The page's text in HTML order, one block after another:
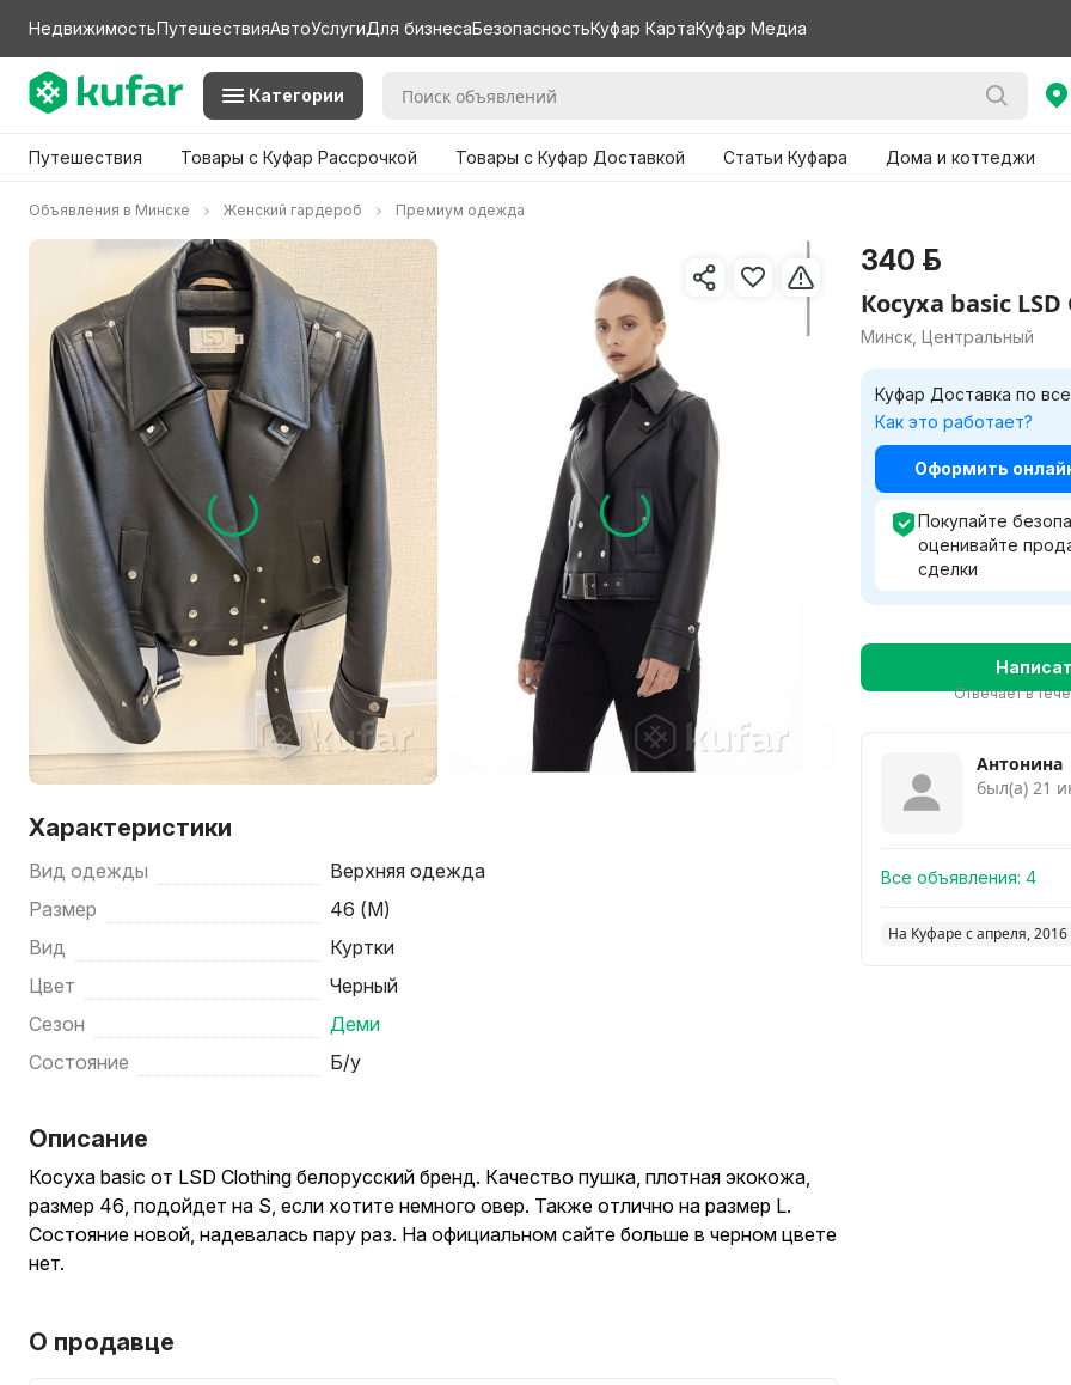
НедвижимостьПутешествияАвтоУслугиДля бизнесаБезопасностьКуфар КартаКуфар Медиа
Категории
Путешествия Товары с Куфар Рассрочкой Товары с Куфар Доставкой Статьи Куфара Дома и коттеджи
Объявления в Минске Женский гардероб Премиум одежда
Характеристики
Вид одежды
Верхняя одежда
Размер
46 (M)
Вид
Куртки
Цвет
Черный
Сезон
Деми
Состояние
Б/у
Описание
Косуха basic от LSD Clothing белорусский бренд. Качество пушка, плотная экокожа,
размер 46, подойдет на S, если хотите немного овер. Также отлично на размер L.
Состояние новой, надевалась пару раз. На официальном сайте больше в черном цвете
нет.
О продавце
340 р.
Косуха basic
Минск, Центральный
Куфар Доставка по
Как это работает?
Оформить
Покупайте
оценивайте
сделки
Отвечает в
Антонина
был(а) 21
Все объявления: 4
На Куфаре с апреля, 2016